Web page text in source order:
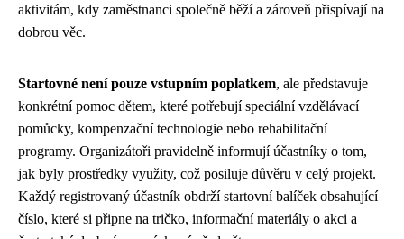
aktivitám, kdy zaměstnanci společně běží a zároveň přispívají na
dobrou věc.
Startovné není pouze vstupním poplatkem, ale představuje
konkrétní pomoc dětem, které potřebují speciální vzdělávací
pomůcky, kompenzační technologie nebo rehabilitační
programy. Organizátoři pravidelně informují účastníky o tom,
jak byly prostředky využity, což posiluje důvěru v celý projekt.
Každý registrovaný účastník obdrží startovní balíček obsahující
číslo, které si připne na tričko, informační materiály o akci a